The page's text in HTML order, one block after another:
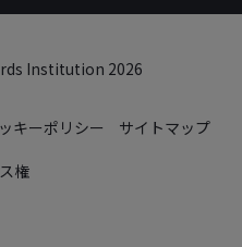
Institution 2026
キーポリシー
サイトマップ
権